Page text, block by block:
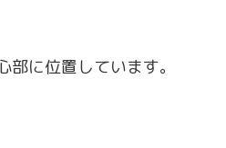
に位置しています。